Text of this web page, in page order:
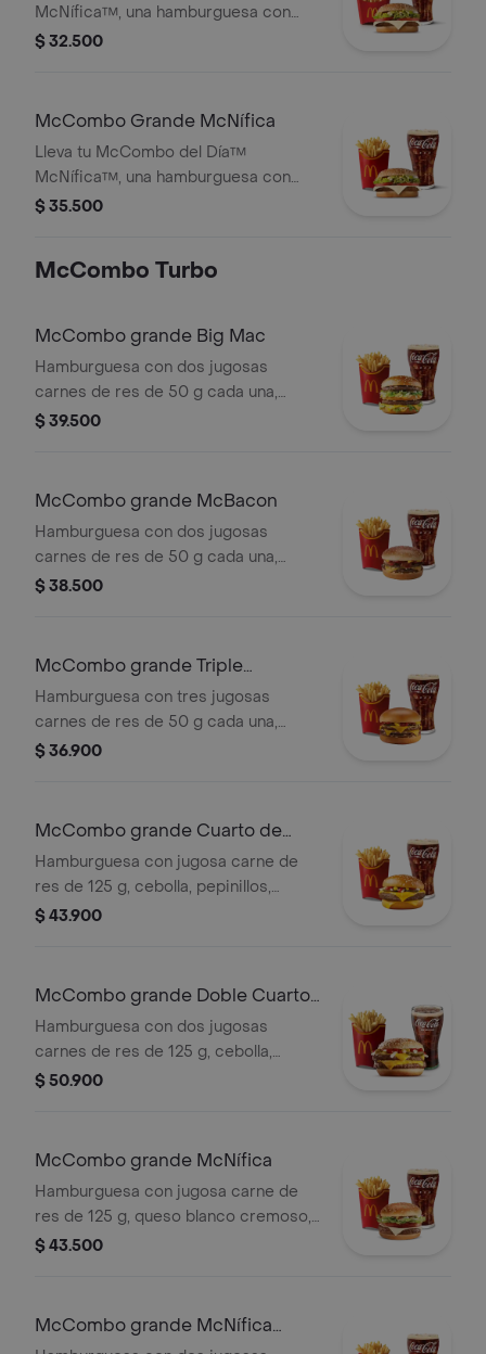
McNífica™, una hamburguesa con
jugosa carne de res de 125 g, queso
mayonesa y mostaza, en pan dorado
fritas medianas y bebida mediana a
elección.
$ 32.500
McCombo Grande McNífica
Lleva tu McCombo del Día™
McNífica™, una hamburguesa con
jugosa carne de res de 125 g, queso
mayonesa y mostaza, en pan dorado
fritas grandes y bebida grande a
$ 35.500
McCombo Turbo
McCombo grande Big Mac
Hamburguesa con dos jugosas
carnes de res de 50 g cada una,
cebolla, lechuga fresca, pepinillos,
Mac™, en pan dorado con ajonjolí.
Acompañada de papas fritas grandes
y bebida grande a elección.
$ 39.500
McCombo grande McBacon
Hamburguesa con dos jugosas
carnes de res de 50 g cada una,
tocineta ahumada, cebolla, queso
Acompañada de papas fritas grandes
y bebida grande a elección.
$ 38.500
McCombo grande Triple
Hamburguesa con Queso
Hamburguesa con tres jugosas
carnes de res de 50 g cada una,
doble queso cheddar cremoso,
Acompañada de papas fritas grandes
y bebida grande a elección.
$ 36.900
McCombo grande Cuarto de
Libra con Queso
Hamburguesa con jugosa carne de
res de 125 g, cebolla, pepinillos,
queso cheddar cremoso, salsa de
grandes y bebida grande a elección.
$ 43.900
McCombo grande Doble Cuarto
de Libra con Queso
Hamburguesa con dos jugosas
carnes de res de 125 g, cebolla,
pepinillos, doble queso cheddar
Acompañada de papas fritas grandes
y bebida grande a elección.
$ 50.900
McCombo grande McNífica
Hamburguesa con jugosa carne de
res de 125 g, queso blanco cremoso,
cebolla, tomate fresco, lechuga, salsa
de papas fritas grandes y bebida
grande a elección.
$ 43.500
McCombo grande McNífica